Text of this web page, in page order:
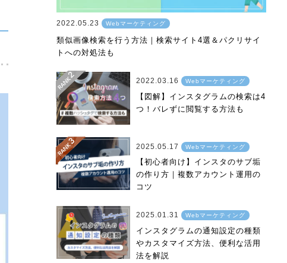
2022.05.23 Webマーケティング
類似画像検索を行う方法｜検索サイト4選＆パクリサイ
トへの対処法も
2022.03.16 Webマーケティング
【図解】インスタグラムの検索は4
つ！バレずに閲覧する方法も
2025.05.17 Webマーケティング
【初心者向け】インスタのサブ垢
の作り方｜複数アカウント運用の
コツ
2025.01.31 Webマーケティング
インスタグラムの通知設定の種類
やカスタマイズ方法、便利な活用
法を解説